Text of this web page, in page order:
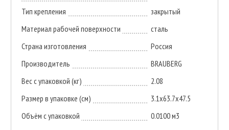
Тип крепления
закрытый
Материал рабочей поверхности
сталь
Страна изготовления
Россия
Производитель
BRAUBERG
Вес с упаковкой (кг)
2.08
Размер в упаковке (см)
3.1x63.7x47.5
Объём с упаковкой
0.0100 м3